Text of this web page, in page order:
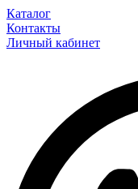
Каталог
Контакты
Личный кабинет